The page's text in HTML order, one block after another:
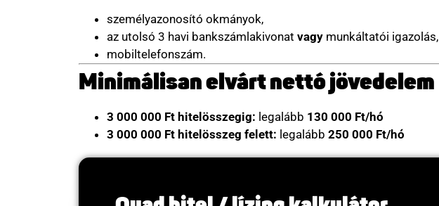
személyazonosító okmányok,
az utolsó 3 havi bankszámlakivonat vagy munkáltatói igazolás,
mobiltelefonszám.
Minimálisan elvárt nettó jövedelem
3 000 000 Ft hitelösszegig: legalább 130 000 Ft/hó
3 000 000 Ft hitelösszeg felett: legalább 250 000 Ft/hó